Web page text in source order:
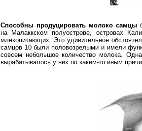
Способны продуцировать молоко самцы
на Малаккском полуострове, островах
млекопитающих. Это удивительное
самцов 10 были половозрелыми и имели
совсем небольшое количество молока.
вырабатывалось у них по каким-то иным